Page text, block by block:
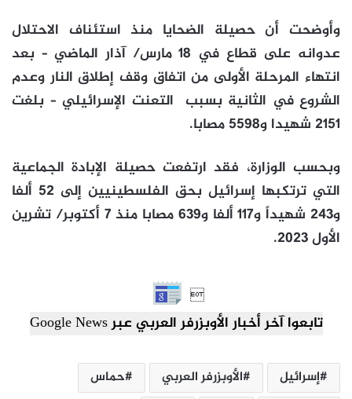
وأوضحت أن حصيلة الضحايا منذ استئناف الاحتلال
عدوانه على قطاع في 18 مارس/ آذار الماضي – بعد
انتهاء المرحلة الأولى من اتفاق وقف إطلاق النار وعدم
الشروع في الثانية بسبب التعنت الإسرائيلي – بلغت
2151 شهيدا و5598 مصابا.
وبحسب الوزارة، فقد ارتفعت حصيلة الإبادة الجماعية
التي ترتكبها إسرائيل بحق الفلسطينيين إلى 52 ألفا
و243 شهيداً و117 ألفا و639 مصابا منذ 7 أكتوبر/ تشرين
الأول 2023.

تابعوا آخر أخبار الأوبزرفر العربي عبر Google News
إسرائيل الأوبزرفر العربي
حماس